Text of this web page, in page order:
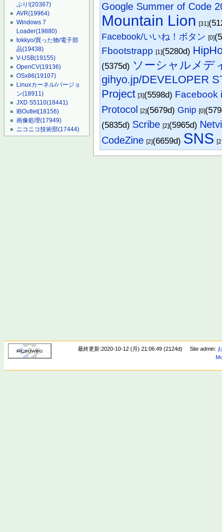
ぷり!(20367)
AVR(19964)
Windows 7
Loader(19880)
tokkyo/買った物/電子部
品(19438)
V-USB(19155)
OpenCV(19136)
OSx86(19107)
Linuxカーネル/バージョ
ン(18911)
JXD S5110(18441)
IBOutlet(18156)
画像処理(17949)
ニコニコ技術部(17444)
Google Summer of Code
Mountain Lion [31]
Facebook/いいね！ボタン [0]
Fbootstrapp [1](5280d)
(5375d) ソーシャルメデ
gihyo.jp/DEVELOPER
Project [3](5598d) Facebook
Protocol [2](5679d) Gnip [0]
(5835d) Scribe [2](5965d)
CodeZine [2](6659d) SNS
最終更新:2020-10-12 (月) 21:06:49 (2124d) Site admin: